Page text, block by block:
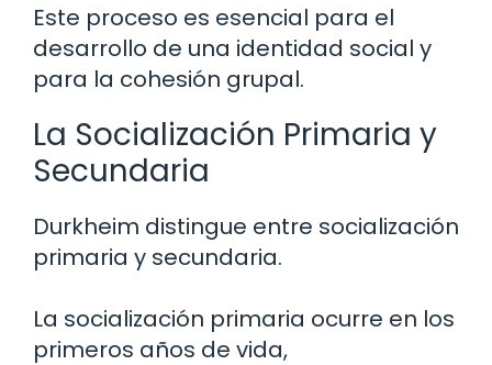
Este proceso es esencial para el
desarrollo de una identidad social y
para la cohesión grupal.
La Socialización Primaria y
Secundaria
Durkheim distingue entre socialización
primaria y secundaria.
La socialización primaria ocurre en los
primeros años de vida,